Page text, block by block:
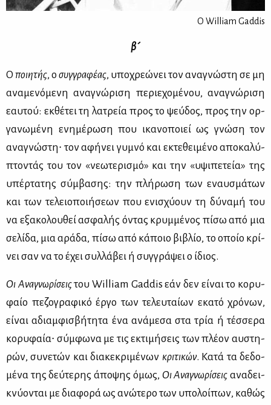
Ο William Gaddis
β´
Ο ποι­η­τής, ο συγ­γρα­φέ­ας, υπο­χρε­ώ­νει τον ανα­γνώ­στη σε μη
ανα­με­νό­με­νη ανα­γνώ­ρι­ση πε­ριε­χο­μέ­νου, ανα­γνώ­ρι­ση
εαυ­τού: εκ­θέ­τει τη λα­τρεία προς το ψεύ­δος, προς την ορ­
γα­νω­μέ­νη ενη­μέ­ρω­ση που ικα­νο­ποιεί ως γνώ­ση τον
ανα­γνώ­στη∙ τον αφή­νει γυ­μνό και εκτε­θει­μέ­νο απο­κα­λύ­
πτο­ντάς του τον «νε­ω­τε­ρι­σμό» και την «υψι­πε­τεία» της
υπέρ­τα­της σύμ­βα­σης: την πλή­ρω­ση των εναυ­σμά­των
και των τε­λειο­ποι­ή­σε­ων που ενι­σχύ­ουν τη δύ­να­μή του
να εξα­κο­λου­θεί ασφα­λής όντας κρυμ­μέ­νος πί­σω από μια
σε­λί­δα, μια αρά­δα, πί­σω από κά­ποιο βι­βλίο, το οποίο κρί­
νει σαν να το έχει συλ­λά­βει ή συγ­γρά­ψει ο ίδιος.
Οι Ανα­γνω­ρί­σειςτου William Gaddis εάν δεν εί­ναι το κο­ρυ­
φαίο πε­ζο­γρα­φι­κό έρ­γο των τε­λευ­ταί­ων εκα­τό χρό­νων,
εί­ναι αδιαμ­φι­σβή­τη­τα ένα ανά­με­σα στα τρία ή τέσ­σε­ρα
κο­ρυ­φαία∙ σύμ­φω­να με τις εκτι­μή­σεις των πλέ­ον αυ­στη­
ρών, συ­νε­τών και δια­κε­κρι­μέ­νων κρι­τι­κών. Κα­τά τα δε­δο­
μέ­να της δεύ­τε­ρης άπο­ψης όμως, ΟιΑνα­γνω­ρί­σεις ανα­δει­
κνύ­ο­νται με δια­φο­ρά ως ανώ­τε­ρο των υπο­λοί­πων, κα­θώς